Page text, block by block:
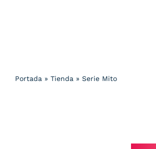
Portada » Tienda » Serie Mito